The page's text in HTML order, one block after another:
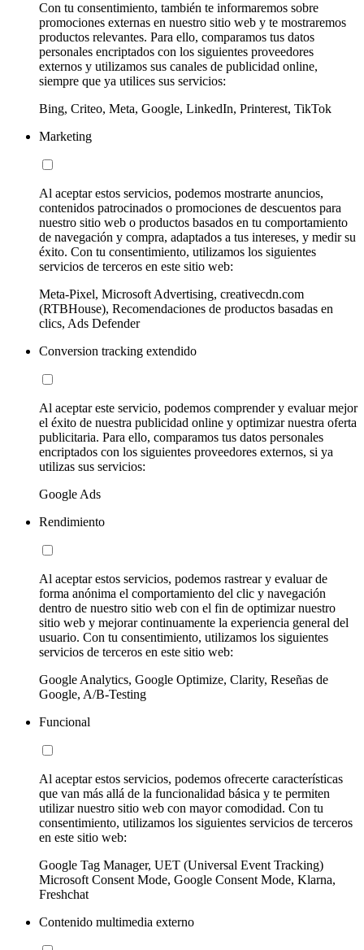
Con tu consentimiento, también te informaremos sobre
promociones externas en nuestro sitio web y te mostraremos
productos relevantes. Para ello, comparamos tus datos
personales encriptados con los siguientes proveedores
externos y utilizamos sus canales de publicidad online,
siempre que ya utilices sus servicios:
Bing, Criteo, Meta, Google, LinkedIn, Printerest, TikTok
Marketing
Al aceptar estos servicios, podemos mostrarte anuncios,
contenidos patrocinados o promociones de descuentos para
nuestro sitio web o productos basados en tu comportamiento
de navegación y compra, adaptados a tus intereses, y medir su
éxito. Con tu consentimiento, utilizamos los siguientes
servicios de terceros en este sitio web:
Meta-Pixel, Microsoft Advertising, creativecdn.com
(RTBHouse), Recomendaciones de productos basadas en
clics, Ads Defender
Conversion tracking extendido
Al aceptar este servicio, podemos comprender y evaluar mejor
el éxito de nuestra publicidad online y optimizar nuestra oferta
publicitaria. Para ello, comparamos tus datos personales
encriptados con los siguientes proveedores externos, si ya
utilizas sus servicios:
Google Ads
Rendimiento
Al aceptar estos servicios, podemos rastrear y evaluar de
forma anónima el comportamiento del clic y navegación
dentro de nuestro sitio web con el fin de optimizar nuestro
sitio web y mejorar continuamente la experiencia general del
usuario. Con tu consentimiento, utilizamos los siguientes
servicios de terceros en este sitio web:
Google Analytics, Google Optimize, Clarity, Reseñas de
Google, A/B-Testing
Funcional
Al aceptar estos servicios, podemos ofrecerte características
que van más allá de la funcionalidad básica y te permiten
utilizar nuestro sitio web con mayor comodidad. Con tu
consentimiento, utilizamos los siguientes servicios de terceros
en este sitio web:
Google Tag Manager, UET (Universal Event Tracking)
Microsoft Consent Mode, Google Consent Mode, Klarna,
Freshchat
Contenido multimedia externo